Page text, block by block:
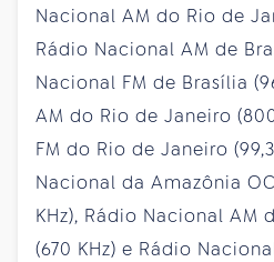
Nacional AM do Rio de
Rádio Nacional AM de
Nacional FM de Brasília
AM do Rio de Janeiro
FM do Rio de Janeiro
Nacional da Amazônia OC
KHz), Rádio Nacional AM
(670 KHz) e Rádio